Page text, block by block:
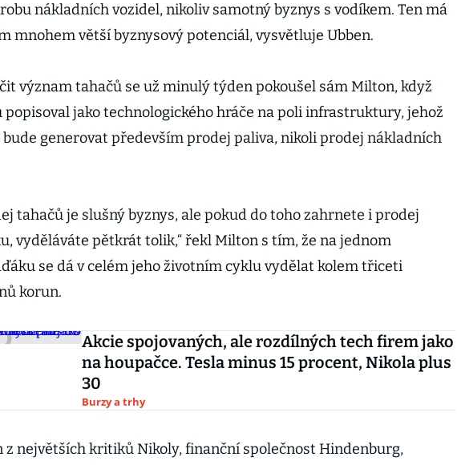
nákladních vozidel, nikoliv samotný byznys s vodíkem. Ten má
mnohem větší byznysový potenciál, vysvětluje Ubben.
význam tahačů se už minulý týden pokoušel sám Milton, když
jako technologického hráče na poli infrastruktury, jehož
generovat především prodej paliva, nikoli prodej nákladních
tahačů je slušný byznys, ale pokud do toho zahrnete i prodej
vyděláváte pětkrát tolik,“ řekl Milton s tím, že na jednom
se dá v celém jeho životním cyklu vydělat kolem třiceti
korun.
Akcie spojovaných, ale rozdílných tech firem jako
na houpačce. Tesla minus 15 procent, Nikola plus
30
Burzy a trhy
z největších kritiků Nikoly, finanční společnost Hindenburg,